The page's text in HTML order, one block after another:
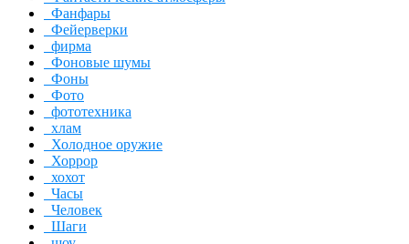
Фанфары
Фейерверки
фирма
Фоновые шумы
Фоны
Фото
фототехника
хлам
Холодное оружие
Хоррор
хохот
Часы
Человек
Шаги